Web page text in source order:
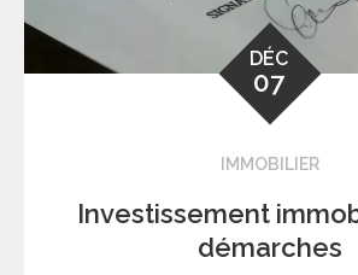
DÉC
07
IMMOBILIER
Investissement
démarches